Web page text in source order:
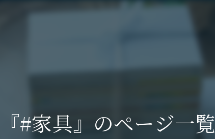
#家具』のページ一覧